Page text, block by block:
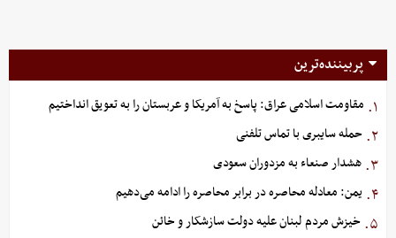
پربیننده‌ترین
۱. مقاومت اسلامی عراق: پاسخ به آمریکا و عربستان را به تعویق انداختیم
۲. حمله سایبری با تماس تلفنی
۳. هشدار صنعاء به مزدوران سعودی
۴. یمن: معادله محاصره در برابر محاصره را ادامه می‌دهیم
۵. خیزش مردم لبنان علیه دولت سازشکار و خائن